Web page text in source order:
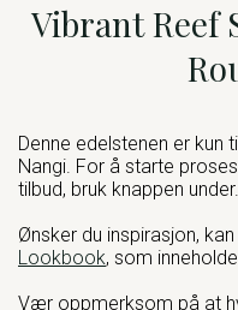
Vibrant Reef
Denne edelstenen er kun
Nangi. For å starte
tilbud, bruk knappen under.
Ønsker du inspirasjon,
Lookbook, som
Vær oppmerksom på at